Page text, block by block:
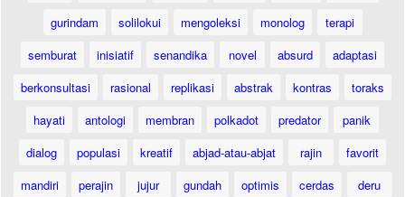
gurindam
solilokui mengoleksi monolog
terapi
semburat
inisiatif senandika novel absurd
adaptasi
berkonsultasi
rasional replikasi abstrak kontras
toraks
hayati
antologi membran polkadot predator
panik
dialog
populasi kreatif abjad-atau-abjat rajin
favorit
mandiri
perajin jujur gundah optimis cerdas
deru